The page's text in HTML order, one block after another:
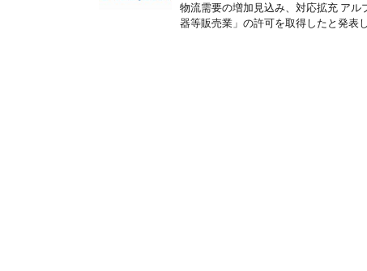
物流需要の増加見込み、対応拡充 ア
器等販売業」の許可を取得したと発表